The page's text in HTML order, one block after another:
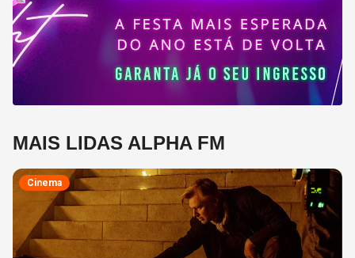
MAIS LIDAS ALPHA FM
Cinema